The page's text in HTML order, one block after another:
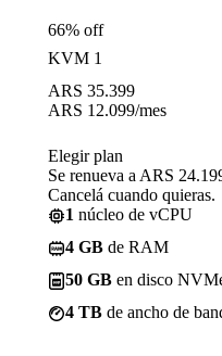
66% off
KVM 1
ARS 35.399
ARS 12.099/mes
Elegir plan
Se renueva a ARS
Cancelá cuando quieras.
1 núcleo de vCPU
4 GB de RAM
50 GB en disco
4 TB de ancho de